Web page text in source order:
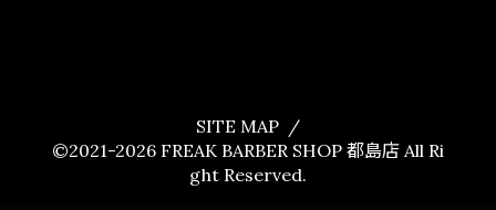
SITE MAP
©2021-2026 FREAK BARBER SHOP 都島店All Ri
ght Reserved.